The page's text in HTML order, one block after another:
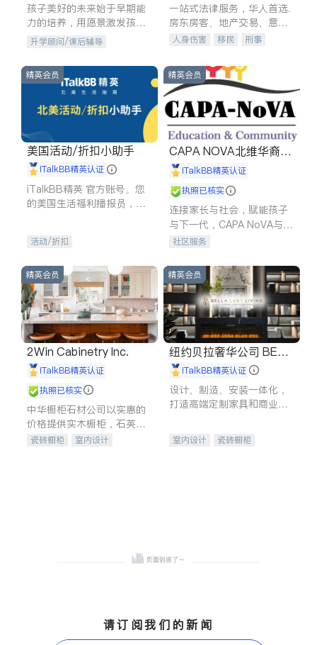
孩子美好的未来始于早期能
力的培养，用愿景激发孩子
的学习潜力和动力。理念：
拥有成长型心态是成功的基
石。
升学顾问/课后辅导
一站式法律服务，华人首选.
房东房客、地产交易、意外
伤害、车祸重伤、商业诉
建筑合同、刑事案件全包办
人身伤害 移民
刑事
信托/遗嘱
商业
索赔
律师-其它 保释
精英会员
美国活动/折扣小助手
iTalkBB精英认证
iTalkBB精英 官方账号。您
的美国生活福利播报员，精
专属福利。
活动/折扣
精英会员
CAPA NOVA北维华裔家
长会iTalkBB精英认证
执照已核实
连接家长与社会，赋能孩子
与下一代，CAPA NoVA与您
携手建设包容、公平、充满
社区服务
精英会员
2Win Cabinetry Inc.
iTalkBB精英认证
执照已核实
中华橱柜石材公司以实惠的
价格提供实木橱柜，石英石
台面，多种优质不锈钢水
瓷砖橱柜
室内设计
精英会员
纽约贝拉奢华公司 BELL
A LUXE
iTalkBB精英认证
设计、制造、安装一体化，
打造高端定制家具和商业空
室内设计
瓷砖橱柜
请订阅我们的新闻